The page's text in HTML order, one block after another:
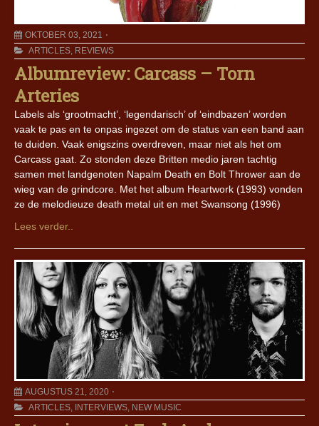
OKTOBER 03, 2021
ARTICLES, REVIEWS
Albumreview: Carcass – Torn
Arteries
Labels als ‘grootmacht’, ‘legendarisch’ of ‘eindbazen’ worden
vaak te pas en te onpas ingezet om de status van een band aan
te duiden. Vaak enigszins overdreven, maar niet als het om
Carcass gaat. Zo stonden deze Britten medio jaren tachtig
samen met landgenoten Napalm Death en Bolt Thrower aan de
wieg van de grindcore. Met het album Heartwork (1993) vonden
ze de melodieuze death metal uit en met Swansong (1996)
Lees verder..
AUGUSTUS 21, 2020
ARTICLES, INTERVIEWS, NEW MUSIC